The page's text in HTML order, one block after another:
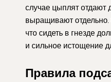
случае цыплят отдают
выращивают отдельно.
что сидеть в гнезде
и сильное истощение
Правила